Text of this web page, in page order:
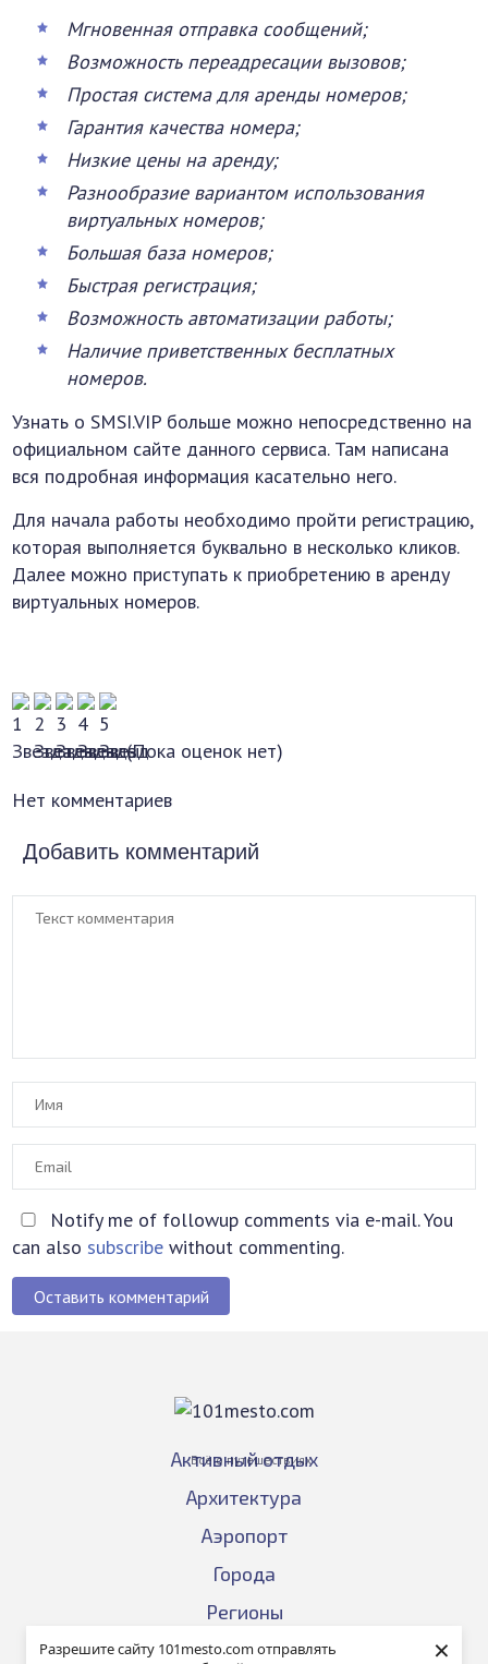
Разрешите сайту 101mesto.com отправлять
×
Мгновенная отправка сообщений;
Возможность переадресации вызовов;
Простая система для аренды номеров;
Гарантия качества номера;
Низкие цены на аренду;
Разнообразие вариантом использования
виртуальных номеров;
Большая база номеров;
Быстрая регистрация;
Возможность автоматизации работы;
Наличие приветственных бесплатных
номеров.
Узнать о SMSI.VIP больше можно непосредственно на
официальном сайте данного сервиса. Там написана
вся подробная информация касательно него.
Для начала работы необходимо пройти регистрацию,
которая выполняется буквально в несколько кликов.
Далее можно приступать к приобретению в аренду
виртуальных номеров.
(Пока оценок нет)
Нет комментариев
Добавить комментарий
Notify me of followup comments via e-mail. You
can also subscribe without commenting.
Оставить комментарий
Всё о путешествиях
Активный отдых
Архитектура
Аэропорт
Города
Регионы
События